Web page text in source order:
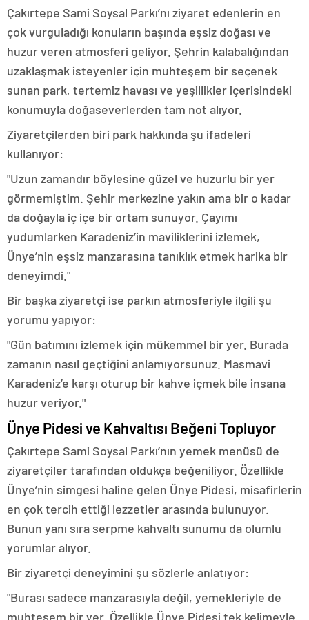
Çakırtepe Sami Soysal Parkı’nı ziyaret edenlerin en
çok vurguladığı konuların başında eşsiz doğası ve
huzur veren atmosferi geliyor. Şehrin kalabalığından
uzaklaşmak isteyenler için muhteşem bir seçenek
sunan park, tertemiz havası ve yeşillikler içerisindeki
konumuyla doğaseverlerden tam not alıyor.
Ziyaretçilerden biri park hakkında şu ifadeleri
kullanıyor:
"Uzun zamandır böylesine güzel ve huzurlu bir yer
görmemiştim. Şehir merkezine yakın ama bir o kadar
da doğayla iç içe bir ortam sunuyor. Çayımı
yudumlarken Karadeniz’in maviliklerini izlemek,
Ünye’nin eşsiz manzarasına tanıklık etmek harika bir
deneyimdi."
Bir başka ziyaretçi ise parkın atmosferiyle ilgili şu
yorumu yapıyor:
"Gün batımını izlemek için mükemmel bir yer. Burada
zamanın nasıl geçtiğini anlamıyorsunuz. Masmavi
Karadeniz’e karşı oturup bir kahve içmek bile insana
huzur veriyor."
Ünye Pidesi ve Kahvaltısı Beğeni Topluyor
Çakırtepe Sami Soysal Parkı’nın yemek menüsü de
ziyaretçiler tarafından oldukça beğeniliyor. Özellikle
Ünye’nin simgesi haline gelen Ünye Pidesi, misafirlerin
en çok tercih ettiği lezzetler arasında bulunuyor.
Bunun yanı sıra serpme kahvaltı sunumu da olumlu
yorumlar alıyor.
Bir ziyaretçi deneyimini şu sözlerle anlatıyor:
"Burası sadece manzarasıyla değil, yemekleriyle de
muhteşem bir yer. Özellikle Ünye Pidesi tek kelimeyle